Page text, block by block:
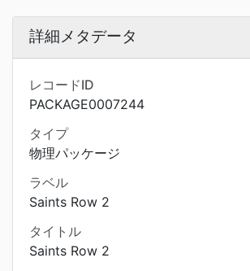
詳細メタデータ
レコードID
PACKAGE0007244
タイプ
物理パッケージ
ラベル
Saints Row 2
タイトル
Saints Row 2